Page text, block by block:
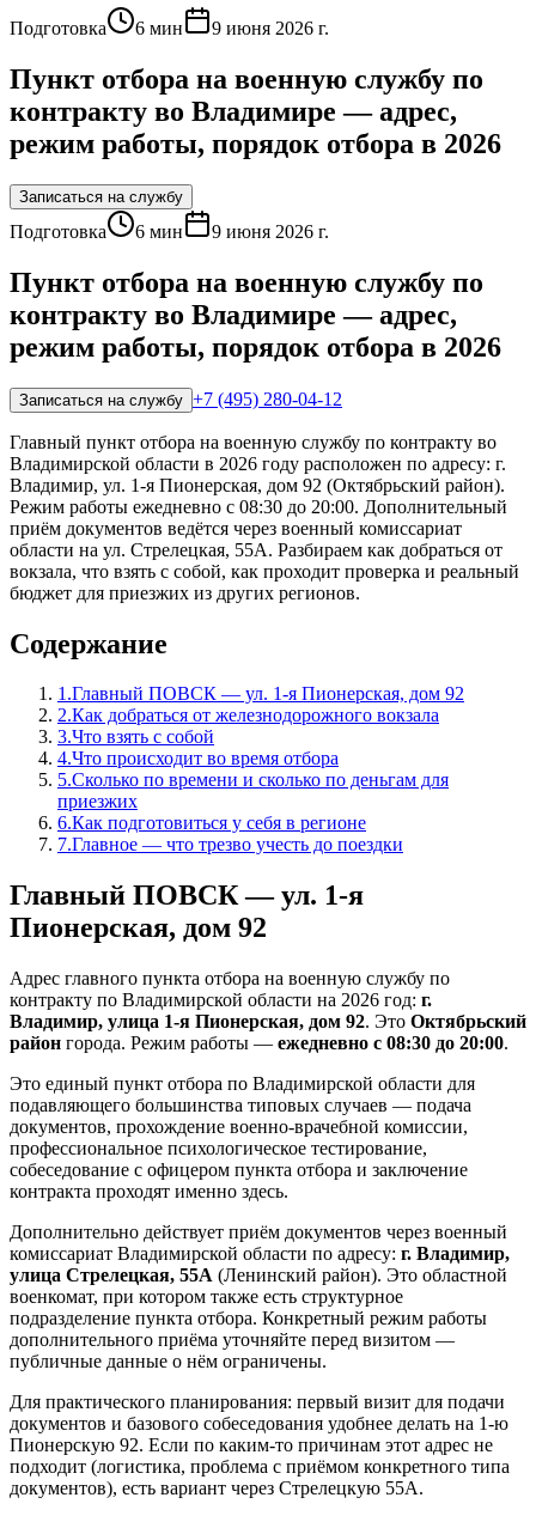
Подготовка 6 мин 9 июня 2026 г.
Пункт отбора на военную службу по
контракту во Владимире — адрес,
режим работы, порядок отбора в 2026
Записаться на службу
Подготовка 6 мин 9 июня 2026 г.
Пункт отбора на военную службу по
контракту во Владимире — адрес,
режим работы, порядок отбора в 2026
Записаться на службу +7 (495) 280-04-12
Главный пункт отбора на военную службу по контракту во
Владимирской области в 2026 году расположен по адресу: г.
Владимир, ул. 1-я Пионерская, дом 92 (Октябрьский район).
Режим работы ежедневно с 08:30 до 20:00. Дополнительный
приём документов ведётся через военный комиссариат
области на ул. Стрелецкая, 55А. Разбираем как добраться от
вокзала, что взять с собой, как проходит проверка и реальный
бюджет для приезжих из других регионов.
Содержание
1.Главный ПОВСК — ул. 1-я Пионерская, дом 92
2.Как добраться от железнодорожного вокзала
3.Что взять с собой
4.Что происходит во время отбора
5.Сколько по времени и сколько по деньгам для
приезжих
6.Как подготовиться у себя в регионе
7.Главное — что трезво учесть до поездки
Главный ПОВСК — ул. 1-я
Пионерская, дом 92
Адрес главного пункта отбора на военную службу по
контракту по Владимирской области на 2026 год: г.
Владимир, улица 1-я Пионерская, дом 92. Это Октябрьский
район города. Режим работы — ежедневно с 08:30 до 20:00.
Это единый пункт отбора по Владимирской области для
подавляющего большинства типовых случаев — подача
документов, прохождение военно-врачебной комиссии,
профессиональное психологическое тестирование,
собеседование с офицером пункта отбора и заключение
контракта проходят именно здесь.
Дополнительно действует приём документов через военный
комиссариат Владимирской области по адресу: г. Владимир,
улица Стрелецкая, 55А (Ленинский район). Это областной
военкомат, при котором также есть структурное
подразделение пункта отбора. Конкретный режим работы
дополнительного приёма уточняйте перед визитом —
публичные данные о нём ограничены.
Для практического планирования: первый визит для подачи
документов и базового собеседования удобнее делать на 1-ю
Пионерскую 92. Если по каким-то причинам этот адрес не
подходит (логистика, проблема с приёмом конкретного типа
документов), есть вариант через Стрелецкую 55А.